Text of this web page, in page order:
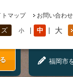
トマップ お問い合わせ
小 中 大
福岡市